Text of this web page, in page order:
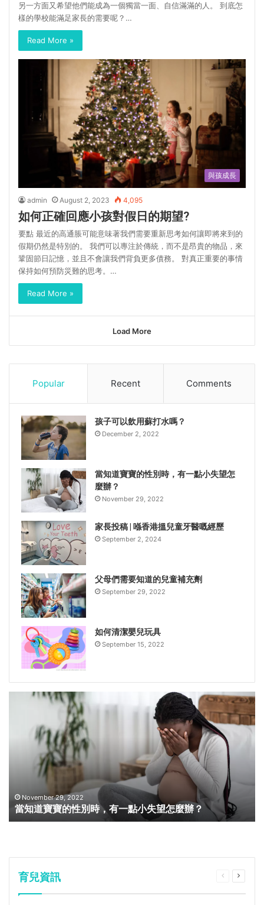
另一方面又希望他們能成為一個獨當一面、自信滿滿的人。 到底怎
樣的學校能滿足家長的需要呢？…
Read More »
與孩成長
admin August 2, 2023 4,095
如何正確回應小孩對假日的期望?
要點 最近的高通脹可能意味著我們需要重新思考如何讓即將來到的
假期仍然是特別的。 我們可以專注於傳統，而不是昂貴的物品，來
鞏固節日記憶，並且不會讓我們背負更多債務。 對真正重要的事情
保持如何預防災難的思考。…
Read More »
Load More
Popular Recent Comments
孩子可以飲用蘇打水嗎？
December 2, 2022
當知道寶寶的性別時，有一點小失望怎
麼辦？
November 29, 2022
家長投稿 | 喺香港搵兒童牙醫嘅經歷
September 2, 2024
父母們需要知道的兒童補充劑
September 29, 2022
如何清潔嬰兒玩具
September 15, 2022
November 29, 2022
當知道寶寶的性別時，有一點小失望怎麼辦？
育兒資訊